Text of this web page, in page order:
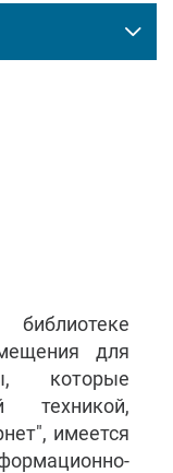
для
которые
техникой,
имеется